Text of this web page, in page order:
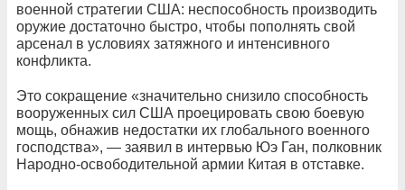
военной стратегии США: неспособность производить
оружие достаточно быстро, чтобы пополнять свой
арсенал в условиях затяжного и интенсивного
конфликта.
Это сокращение «значительно снизило способность
вооруженных сил США проецировать свою боевую
мощь, обнажив недостатки их глобального военного
господства», — заявил в интервью Юэ Ган, полковник
Народно-освободительной армии Китая в отставке.